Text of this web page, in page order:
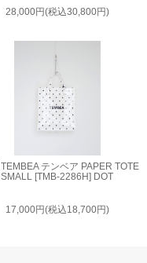
28,000円(税込30,800円)
TEMBEA テンベア PAPER TOTE
SMALL [TMB-2286H] DOT
17,000円(税込18,700円)